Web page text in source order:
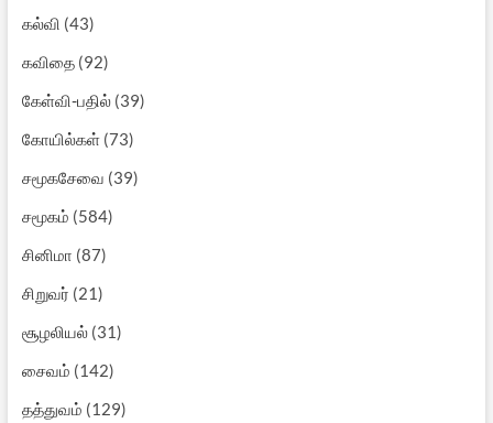
கல்வி (43)
கவிதை(92)
கேள்வி-பதில்(39)
கோயில்கள்(73)
சமூகசேவை (39)
சமூகம் (584)
சினிமா (87)
சிறுவர் (21)
சூழலியல்(31)
சைவம் (142)
தத்துவம் (129)